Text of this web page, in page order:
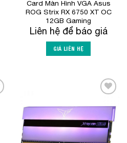
Card Màn Hình VGA Asus
ROG Strix RX 6750 XT OC
12GB Gaming
Liên hệ để báo giá
GIÁ LIÊN HỆ
Wishlist